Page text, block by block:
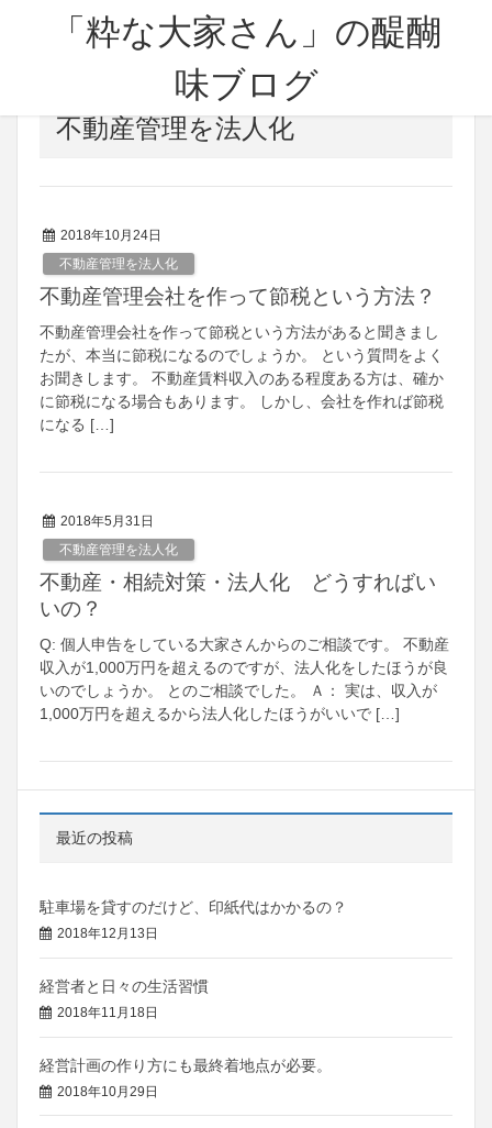
「粋な大家さん」の醍醐
味ブログ
不動産管理を法人化
2018年10月24日
不動産管理を法人化
不動産管理会社を作って節税という方法？
不動産管理会社を作って節税という方法があると聞きまし
たが、本当に節税になるのでしょうか。 という質問をよく
お聞きします。 不動産賃料収入のある程度ある方は、確か
に節税になる場合もあります。 しかし、会社を作れば節税
になる […]
2018年5月31日
不動産管理を法人化
不動産・相続対策・法人化 どうすればい
いの？
Q: 個人申告をしている大家さんからのご相談です。 不動産
収入が1,000万円を超えるのですが、法人化をしたほうが良
いのでしょうか。 とのご相談でした。 Ａ： 実は、収入が
1,000万円を超えるから法人化したほうがいいで […]
最近の投稿
駐車場を貸すのだけど、印紙代はかかるの？
2018年12月13日
経営者と日々の生活習慣
2018年11月18日
経営計画の作り方にも最終着地点が必要。
2018年10月29日